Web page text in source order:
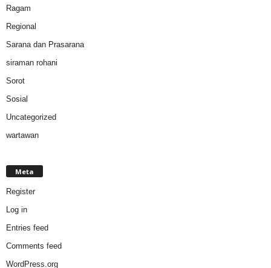
Ragam
Regional
Sarana dan Prasarana
siraman rohani
Sorot
Sosial
Uncategorized
wartawan
Meta
Register
Log in
Entries feed
Comments feed
WordPress.org